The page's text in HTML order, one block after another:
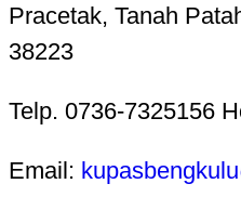
Pracetak, Tanah
38223
Telp. 0736-7325156
Email: